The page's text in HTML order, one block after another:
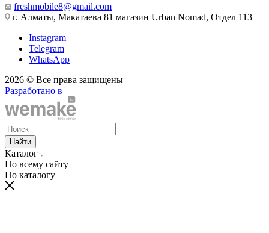
freshmobile8@gmail.com
г. Алматы, Макатаева 81 магазин Urban Nomad, Отдел 113
Instagram
Telegram
WhatsApp
2026 © Все права защищены
Разработано в
Найти
Каталог
По всему сайту
По каталогу